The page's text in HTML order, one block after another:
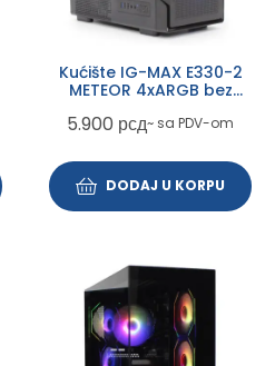
Kućište IG-MAX E330-2
METEOR 4xARGB bez
5.900 рсд~ sa PDV-om
DODAJ U KORPU